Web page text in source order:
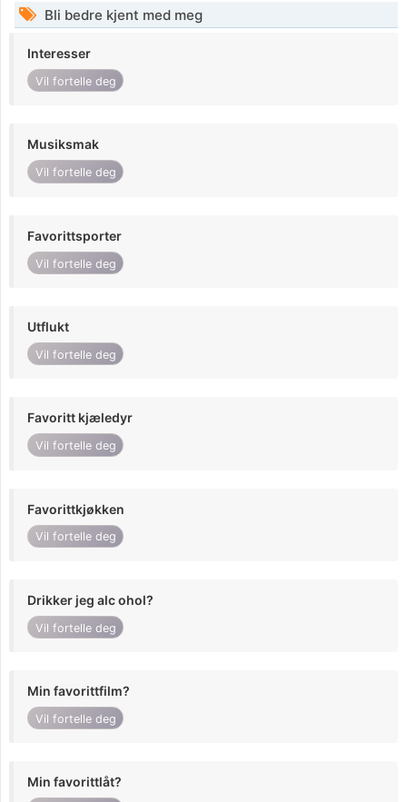
Bli bedre kjent med meg
Interesser
Vil fortelle deg
Musiksmak
Vil fortelle deg
Favorittsporter
Vil fortelle deg
Utflukt
Vil fortelle deg
Favoritt kjæledyr
Vil fortelle deg
Favorittkjøkken
Vil fortelle deg
Drikker jeg alc ohol?
Vil fortelle deg
Min favorittfilm?
Vil fortelle deg
Min favorittlåt?